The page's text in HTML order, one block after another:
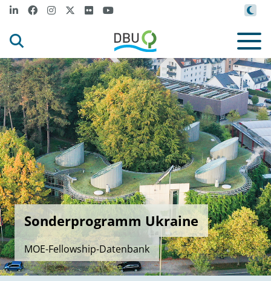
Sonderprogramm Ukraine
MOE-Fellowship-Datenbank